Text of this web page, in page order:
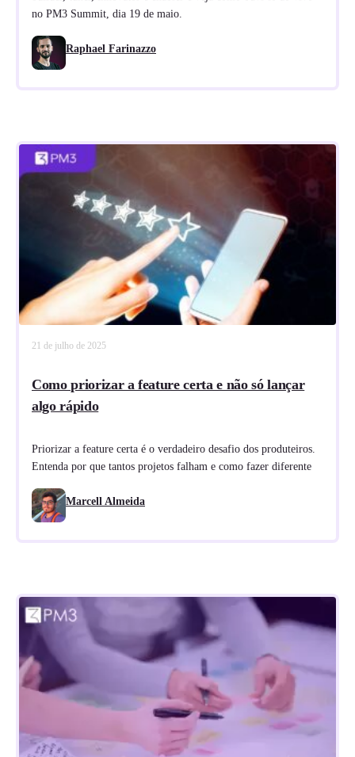
no PM3 Summit, dia 19 de maio.
Raphael Farinazzo
21 de julho de 2025
Como priorizar a feature certa e não só lançar
algo rápido
Priorizar a feature certa é o verdadeiro desafio dos produteiros.
Entenda por que tantos projetos falham e como fazer diferente
Marcell Almeida